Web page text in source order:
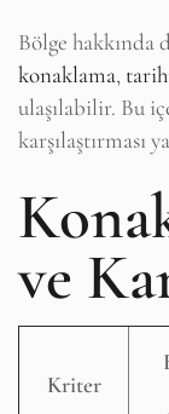
Bölge hakkında
konaklama,
ulaşılabilir. Bu
karşılaştırması
ve
Kriter